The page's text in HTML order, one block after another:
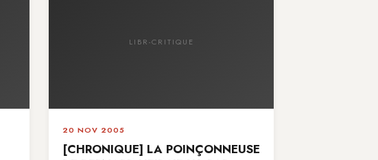
LIBR-CRITIQUE
20 NOV 2005
[CHRONIQUE] LA POINÇONNEUSE